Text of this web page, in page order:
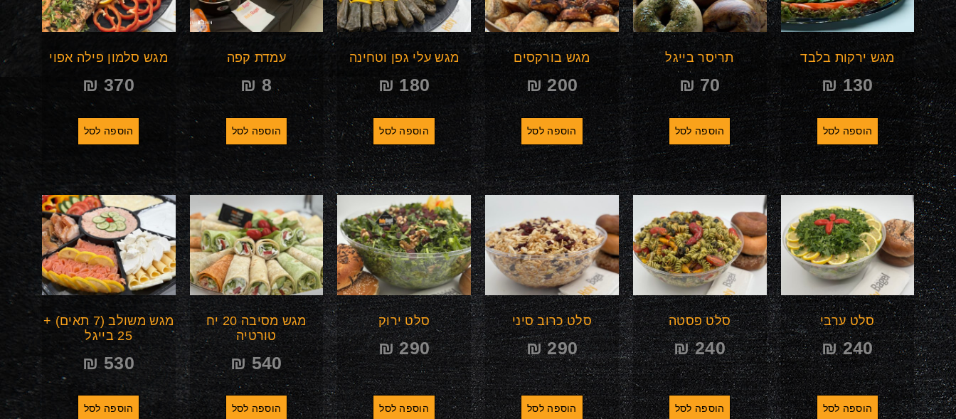
מגש ירקות בלבד
₪ 130
הוספה לסל
תריסר בייגל
₪ 70
הוספה לסל
מגש בורקסים
₪200
הוספה לסל
מגש עלי גפן וטחינה
₪180
הוספה לסל
עמדת קפה
₪ 8
הוספה לסל
מגש סלמון פילה אפוי
₪ 370
הוספה לסל
סלט ערבי
₪240
הוספה לסל
סלט פסטה
₪240
הוספה לסל
סלט כרוב סיני
₪290
הוספה לסל
סלט ירוק
₪290
הוספה לסל
מגש מסיבה 20 יח
טורטיה
₪540
הוספה לסל
מגש משולב (7 תאים) +
25 בייגל
₪530
הוספה לסל